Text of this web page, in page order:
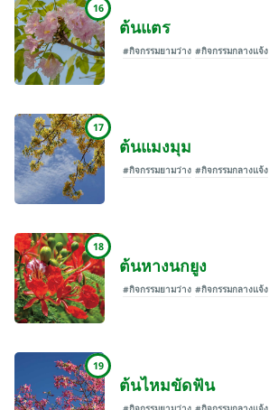
16
ต้นแตร
#กิจกรรมยามว่าง #กิจกรรมกลางแจ้ง
17
ต้นแมงมุม
#กิจกรรมยามว่าง #กิจกรรมกลางแจ้ง
18
ต้นหางนกยูง
#กิจกรรมยามว่าง #กิจกรรมกลางแจ้ง
19
ต้นไหมขัดฟัน